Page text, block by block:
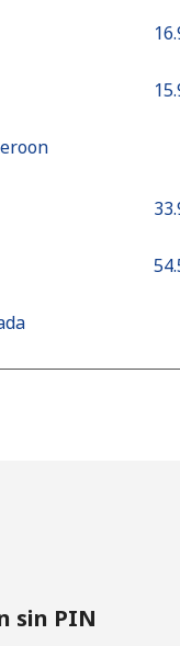
Netherlands
sin PIN